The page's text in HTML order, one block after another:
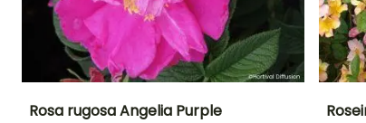
Rosa rugosa Angelia Purple